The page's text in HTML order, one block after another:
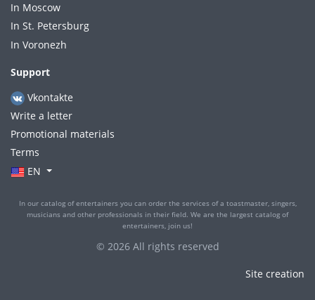
In Moscow
In St. Petersburg
In Voronezh
Support
Vkontakte
Write a letter
Promotional materials
Terms
EN
In our catalog of entertainers you can order the services of a toastmaster, singers,
musicians and other professionals in their field. We are the largest catalog of
entertainers, join us!
© 2026 All rights reserved
Site creation